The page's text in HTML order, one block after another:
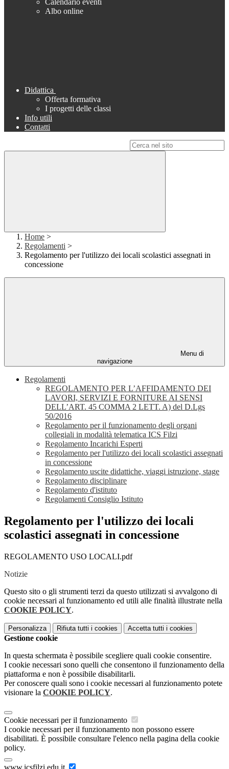
Calendario eventi
Albo online
Didattica
Offerta formativa
I progetti delle classi
Info utili
Contatti
Home >
Regolamenti >
Regolamento per l'utilizzo dei locali scolastici assegnati in
concessione
Menu di
navigazione
Regolamenti
REGOLAMENTO PER L’AFFIDAMENTO DEI
LAVORI, SERVIZI E FORNITURE AI SENSI
DELL’ART. 45 COMMA 2 LETT. A) del D.Lgs
50/2016
Regolamento per il funzionamento degli organi
collegiali in modalità telematica ICS Filzi
Regolamento Incarichi Esperti
Regolamento per l'utilizzo dei locali scolastici assegnati
in concessione
Regolamento uscite didattiche, viaggi istruzione, stage
Regolamento disciplinare
Regolamento d'istituto
Regolamenti Consiglio Istituto
Regolamento per l'utilizzo dei locali
scolastici assegnati in concessione
REGOLAMENTO USO LOCALI.pdf
Notizie
Questo sito o gli strumenti terzi da questo utilizzati si avvalgono di
cookie necessari al funzionamento ed utili alle finalità illustrate nella
COOKIE POLICY.
Personalizza Rifiuta tutti i cookies Accetta tutti i cookies
Gestione cookie
In questa schermata è possibile scegliere quali cookie consentire.
I cookie necessari sono quelli che consentono il funzionamento della
piattaforma e non è possibile disabilitarli.
Per conoscere quali sono i cookie necessari al funzionamento potete
visionare la COOKIE POLICY.
Cookie necessari per il funzionamento
I cookie necessari per il funzionamento non possono essere
disabilitati. È possibile consultare l'elenco nella pagina della cookie
policy.